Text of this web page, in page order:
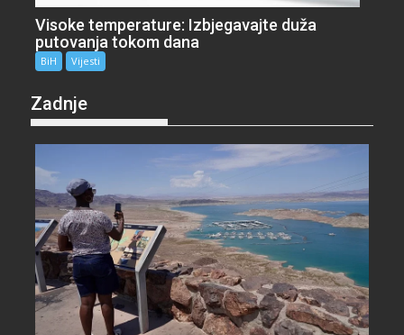
Visoke temperature: Izbjegavajte duža
putovanja tokom dana
BiH Vijesti
Zadnje